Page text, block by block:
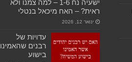
ישעיה נח 1-6 – למה צמנו ולא
ראית? – האח מיכאל בנטלי
ינואר 12, 2026
עדויות של
רבנים שהאמינו
בישוע